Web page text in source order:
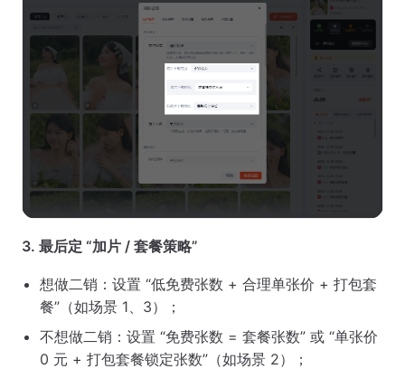
3. 最后定 “加片 / 套餐策略”
想做二销：设置 “低免费张数 + 合理单张价 + 打包套
餐”（如场景 1、3）；
不想做二销：设置 “免费张数 = 套餐张数” 或 “单张价
0 元 + 打包套餐锁定张数”（如场景 2）；